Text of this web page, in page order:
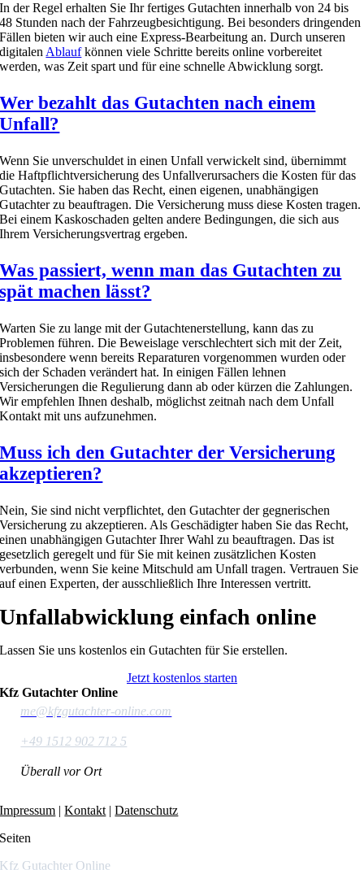
In der Regel erhalten Sie Ihr fertiges Gutachten innerhalb von 24 bis
48 Stunden nach der Fahrzeugbesichtigung. Bei besonders dringenden
Fällen bieten wir auch eine Express-Bearbeitung an. Durch unseren
digitalen Ablaufkönnen viele Schritte bereits online vorbereitet
werden, was Zeit spart und für eine schnelle Abwicklung sorgt.
Wer bezahlt das Gutachten nach einem
Unfall?
Wenn Sie unverschuldet in einen Unfall verwickelt sind, übernimmt
die Haftpflichtversicherung des Unfallverursachers die Kosten für das
Gutachten. Sie haben das Recht, einen eigenen, unabhängigen
Gutachter zu beauftragen. Die Versicherung muss diese Kosten tragen.
Bei einem Kaskoschaden gelten andere Bedingungen, die sich aus
Ihrem Versicherungsvertrag ergeben.
Was passiert, wenn man das Gutachten zu
spät machen lässt?
Warten Sie zu lange mit der Gutachtenerstellung, kann das zu
Problemen führen. Die Beweislage verschlechtert sich mit der Zeit,
insbesondere wenn bereits Reparaturen vorgenommen wurden oder
sich der Schaden verändert hat. In einigen Fällen lehnen
Versicherungen die Regulierung dann ab oder kürzen die Zahlungen.
Wir empfehlen Ihnen deshalb, möglichst zeitnah nach dem Unfall
Kontakt mit uns aufzunehmen.
Muss ich den Gutachter der Versicherung
akzeptieren?
Nein, Sie sind nicht verpflichtet, den Gutachter der gegnerischen
Versicherung zu akzeptieren. Als Geschädigter haben Sie das Recht,
einen unabhängigen Gutachter Ihrer Wahl zu beauftragen. Das ist
gesetzlich geregelt und für Sie mit keinen zusätzlichen Kosten
verbunden, wenn Sie keine Mitschuld am Unfall tragen. Vertrauen Sie
auf einen Experten, der ausschließlich Ihre Interessen vertritt.
Unfallabwicklung einfach online
Lassen Sie uns kostenlos ein Gutachten für Sie erstellen.
Jetzt kostenlos starten
Kfz Gutachter Online
me@kfzgutachter-online.com
+49 1512 902 712 5
Überall vor Ort
Impressum |Kontakt |Datenschutz
Seiten
Kfz Gutachter Online